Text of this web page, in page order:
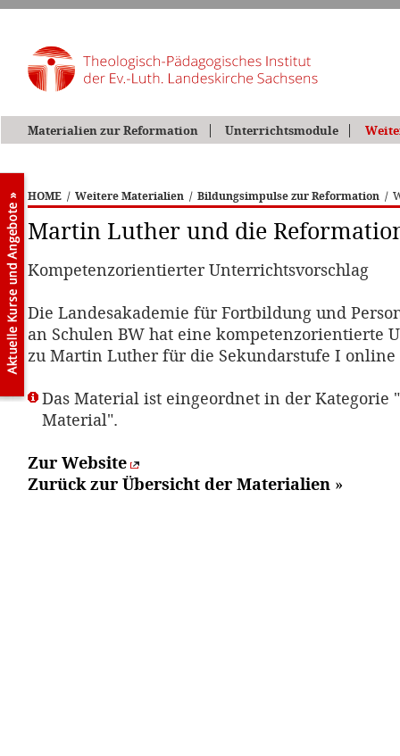
Materialien zur Reformation Unterrichtsmodule
HOME / Weitere Materialien / Bildungsimpulse zur Reformation /
Martin Luther und die
Kompetenzorientierter Unterrichtsvorschlag
Die Landesakademie für Fortbildung und
an Schulen BW hat eine kompetenzorientierte
zu Martin Luther für die Sekundarstufe I online
Das Material ist eingeordnet in der Kategorie
Material".
Zur Website
Zurück zur Übersicht der Materialien »